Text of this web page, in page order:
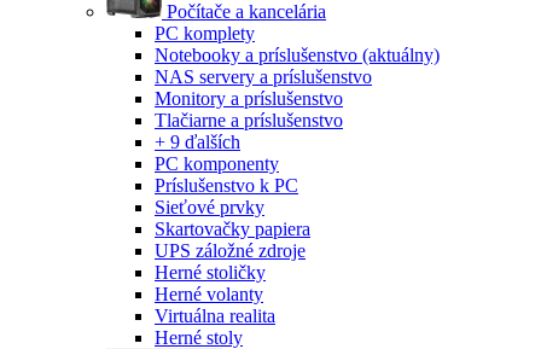
Počítače a kancelária
PC komplety
Notebooky a príslušenstvo (aktuálny)
NAS servery a príslušenstvo
Monitory a príslušenstvo
Tlačiarne a príslušenstvo
+ 9 ďalších
PC komponenty
Príslušenstvo k PC
Sieťové prvky
Skartovačky papiera
UPS záložné zdroje
Herné stoličky
Herné volanty
Virtuálna realita
Herné stoly